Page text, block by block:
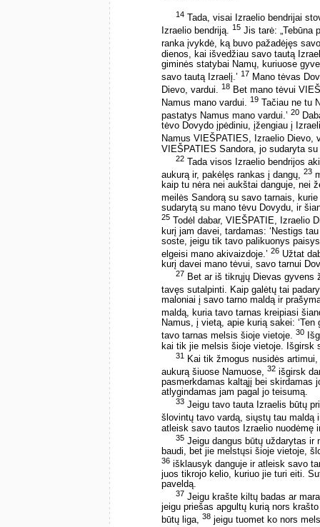
14 Tada, visai Izraelio bendrijai
Izraelio bendriją. 15 Jis tarė: „Tebūna
ranka įvykdė, ką buvo pažadėjęs
dienos, kai išvedžiau savo tautą
giminės statybai Namų, kuriuose
savo tautą Izraelį.’ 17 Mano tėvas
Dievo, vardui. 18 Bet mano tėvui
Namus mano vardui. 19 Tačiau ne tu
pastatys Namus mano vardui.’ 20
tėvo Dovydo įpėdiniu, įžengiau į
Namus VIEŠPATIES, Izraelio Dievo,
VIEŠPATIES Sandora, jo sudaryta
22 Tada visos Izraelio bendrijos
aukurą ir, pakėlęs rankas į dangų, 23
kaip tu nėra nei aukštai danguje, nei
meilės Sandorą su savo tarnais,
sudarytą su mano tėvu Dovydu, ir
25 Todėl dabar, VIEŠPATIE, Izraelio
kurį jam davei, tardamas: ‘Nestigs
soste, jeigu tik tavo palikuonys
elgeisi mano akivaizdoje.’ 26 Užtat
kurį davei mano tėvui, savo tarnui
27 Bet ar iš tikrųjų Dievas gyvens
tavęs sutalpinti. Kaip galėtų tai
maloniai į savo tarno maldą ir
maldą, kuria tavo tarnas kreipiasi
Namus, į vietą, apie kurią sakei:
tavo tarnas melsis šioje vietoje. 30
kai tik jie melsis šioje vietoje. Išgirsk
31
Kai tik žmogus nusidės
aukurą šiuose Namuose, 32 išgirsk
pasmerkdamas kaltąjį bei skirdamas
atlygindamas jam pagal jo teisumą.
33 Jeigu tavo tauta Izraelis būtų
šlovintų tavo vardą, siųstų tau maldą
atleisk savo tautos Izraelio nuodėmę
35 Jeigu dangus būtų uždarytas ir
baudi, bet jie melstųsi šioje vietoje,
36 išklausyk danguje ir atleisk savo
juos tikrojo kelio, kuriuo jie turi eiti.
paveldą.
37 Jeigu krašte kiltų badas ar
jeigu priešas apgultų kurią nors
būtų liga, 38 jeigu tuomet ko nors